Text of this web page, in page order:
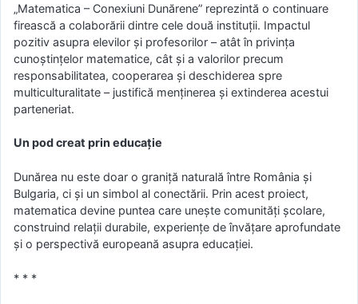
„Matematica – Conexiuni Dunărene” reprezintă o continuare
firească a colaborării dintre cele două instituții. Impactul
pozitiv asupra elevilor și profesorilor – atât în privința
cunoștințelor matematice, cât și a valorilor precum
responsabilitatea, cooperarea și deschiderea spre
multiculturalitate – justifică menținerea și extinderea acestui
parteneriat.
Un pod creat prin educație
Dunărea nu este doar o graniță naturală între România și
Bulgaria, ci și un simbol al conectării. Prin acest proiect,
matematica devine puntea care unește comunități școlare,
construind relații durabile, experiențe de învățare aprofundate
și o perspectivă europeană asupra educației.
* * *